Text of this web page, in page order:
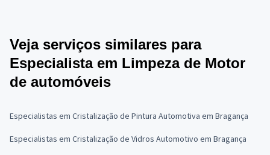
Veja serviços similares para
Especialista em Limpeza de Motor
de automóveis
Especialistas em Cristalização de Pintura Automotiva em Bragança
Especialistas em Cristalização de Vidros Automotivo em Bragança